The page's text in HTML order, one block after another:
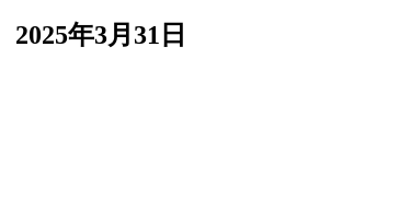
2025年3月31日